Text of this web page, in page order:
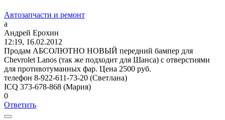
Автозапчасти и ремонт
а
Андрей Ерохин
12:19, 16.02.2012
Продам АБСОЛЮТНО НОВЫЙ передний бампер для
Chevrolet Lanos (так же подходит для Шанса) с отверстиями
для противотуманных фар. Цена 2500 руб.
телефон 8-922-611-73-20 (Светлана)
ICQ 373-678-868 (Мария)
0
Ответить